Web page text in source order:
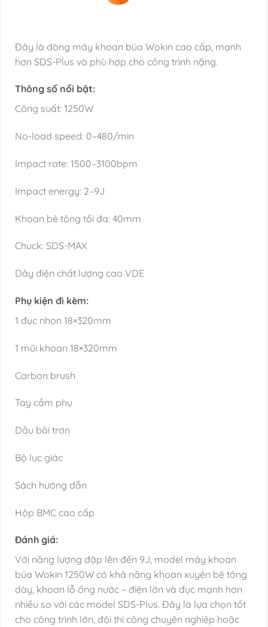
Đây là dòng máy khoan búa Wokin cao cấp, mạnh
hơn SDS-Plus và phù hợp cho công trình nặng.
Thông số nổi bật:
Công suất: 1250W
No-load speed: 0–480/min
Impact rate: 1500–3100bpm
Impact energy: 2–9J
Khoan bê tông tối đa: 40mm
Chuck: SDS-MAX
Dây điện chất lượng cao VDE
Phụ kiện đi kèm:
1 đục nhọn 18×320mm
1 mũi khoan 18×320mm
Carbon brush
Tay cầm phụ
Dầu bôi trơn
Bộ lục giác
Sách hướng dẫn
Hộp BMC cao cấp
Đánh giá:
Với năng lượng đập lên đến 9J, model máy khoan
búa Wokin 1250W có khả năng khoan xuyên bê tông
dày, khoan lỗ ống nước – điện lớn và đục mạnh hơn
nhiều so với các model SDS-Plus. Đây là lựa chọn tốt
cho công trình lớn, đội thi công chuyên nghiệp hoặc